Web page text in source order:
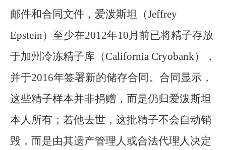
邮件和合同文件，爱泼斯坦（Jeffrey
Epstein）至少在2012年10月前已将精子存放
于加州冷冻精子库（California Cryobank），
并于2016年签署新的储存合同。合同显示，
这些精子样本并非捐赠，而是仍归爱泼斯坦
本人所有；若他去世，这批精子不会自动销
毁，而是由其遗产管理人或合法代理人决定